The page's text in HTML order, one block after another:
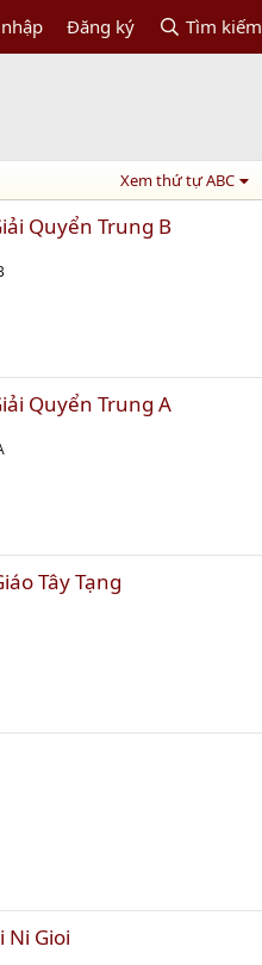
Đăng ký Tìm kiếm
Xem thứ tự ABC
Quyển Trung B
Quyển Trung A
Tây Tạng
Ni Gioi